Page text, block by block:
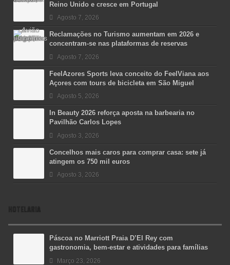
Reino Unido e cresce em Portugal
Agosto 7, 2026
Reclamações no Turismo aumentam em 2026 e
concentram-se nas plataformas de reservas
Agosto 7, 2026
FeelAzores Sports leva conceito do FeelViana aos
Açores com tours de bicicleta em São Miguel
Agosto 5, 2026
In Beauty 2026 reforça aposta na barbearia no
Pavilhão Carlos Lopes
Agosto 3, 2026
Concelhos mais caros para comprar casa: sete já
atingem os 750 mil euros
Agosto 3, 2026
HOTELARIA
Páscoa no Marriott Praia D’El Rey com
gastronomia, bem-estar e atividades para famílias
Março 23, 2026